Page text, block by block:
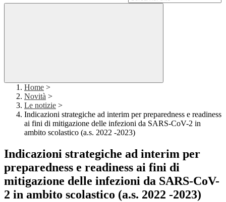
Home >
Novità >
Le notizie >
Indicazioni strategiche ad interim per preparedness e readiness
ai fini di mitigazione delle infezioni da SARS-CoV-2 in
ambito scolastico (a.s. 2022 -2023)
Indicazioni strategiche ad interim per
preparedness e readiness ai fini di
mitigazione delle infezioni da SARS-CoV-
2 in ambito scolastico (a.s. 2022 -2023)